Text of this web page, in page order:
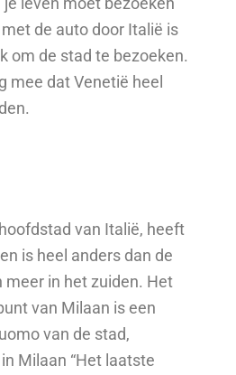
de auto door Italië is
om de stad te bezoeken.
mee dat Venetië heel
van Italië, heeft
is heel anders dan de
meer in het zuiden. Het
van Milaan is een
van de stad,
Milaan “Het laatste